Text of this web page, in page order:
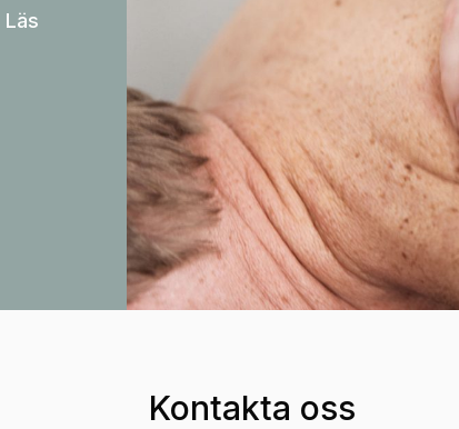
Läs
Kontakta oss